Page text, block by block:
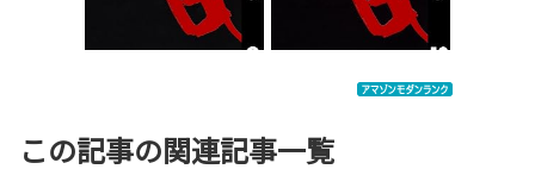
この記事の関連記事一覧